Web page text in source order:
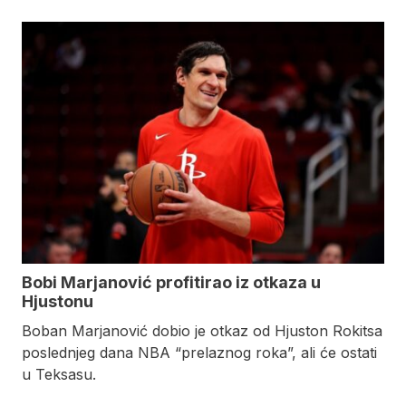
Bobi Marjanović profitirao iz otkaza u
Hjustonu
Boban Marjanović dobio je otkaz od Hjuston Rokitsa
poslednjeg dana NBA “prelaznog roka”, ali će ostati
u Teksasu.